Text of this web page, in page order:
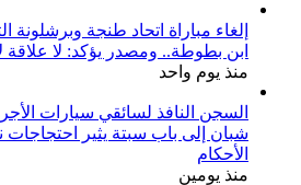
إلغاء مباراة اتحاد طنجة
ابن بطوطة.. ومصدر يؤكد: لا علاقة
منذ يوم واحد
السجن النافذ لسائقي سيارات
شبان إلى باب سبتة يثير احتجاجات
الأحكام
منذ يومين